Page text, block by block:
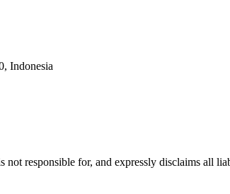
Indonesia
responsible for, and expressly disclaims all